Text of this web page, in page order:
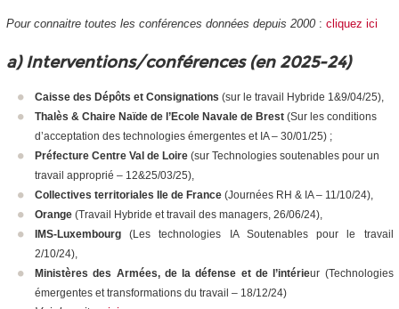
Pour connaitre toutes les conférences données depuis 2000: cliquez ici
a) Interventions/conférences (en 2025-24)
Caisse des Dépôts et Consignations (sur le travail Hybride 1&9/04/25),
Thalès & Chaire Naïde de l’Ecole Navale de Brest (Sur les conditions
d’acceptation des technologies émergentes et IA – 30/01/25) ;
Préfecture Centre Val de Loire (sur Technologies soutenables pour un
travail approprié – 12&25/03/25),
Collectives territoriales Ile de France (Journées RH & IA – 11/10/24),
Orange (Travail Hybride et travail des managers, 26/06/24),
IMS-Luxembourg (Les technologies IA Soutenables pour le travail
2/10/24),
Ministères des Armées, de la défense et de l’intérieur (Technologies
émergentes et transformations du travail – 18/12/24)